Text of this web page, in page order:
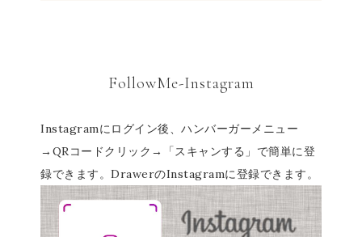
FollowMe-Instagram
Instagramにログイン後、ハンバーガーメニュー
→QRコードクリック→「スキャンする」で簡単に登
録できます。DrawerのInstagramに登録できます。